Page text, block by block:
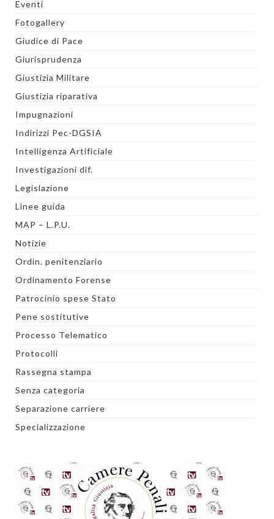
Eventi
Fotogallery
Giudice di Pace
Giurisprudenza
Giustizia Militare
Giustizia riparativa
Impugnazioni
Indirizzi Pec-DGSIA
Intelligenza Artificiale
Investigazioni dif.
Legislazione
Linee guida
MAP – L.P.U.
Notizie
Ordin. penitenziario
Ordinamento Forense
Patrocinio spese Stato
Pene sostitutive
Processo Telematico
Protocolli
Rassegna stampa
Senza categoria
Separazione carriere
Specializzazione